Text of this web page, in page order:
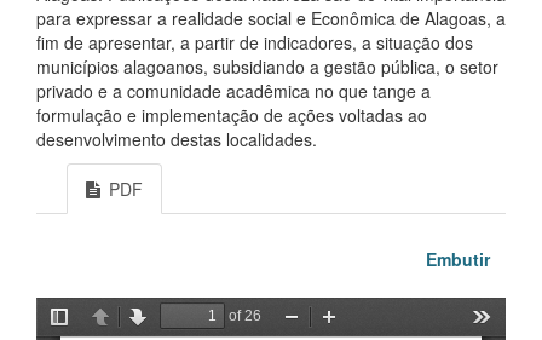
para expressar a realidade social e Econômica de Alagoas, a
fim de apresentar, a partir de indicadores, a situação dos
municípios alagoanos, subsidiando a gestão pública, o setor
privado e a comunidade acadêmica no que tange a
formulação e implementação de ações voltadas ao
desenvolvimento destas localidades.
PDF
Embutir